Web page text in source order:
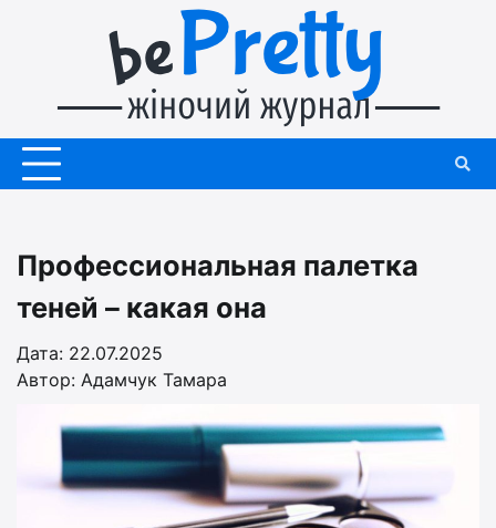
Профессиональная палетка
теней – какая она
Дата: 22.07.2025
Автор: Адамчук Тамара